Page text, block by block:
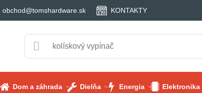
obchod@tomshardware.sk KONTAKTY
Dom a záhrada Dielňa Energia Elektronika